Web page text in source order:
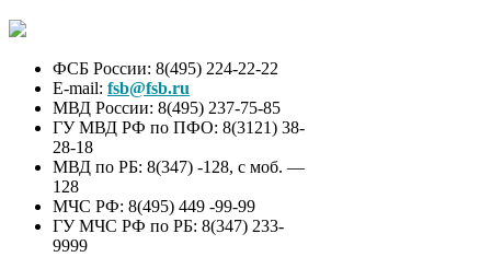
ФСБ России: 8(495) 224-22-22
E-mail: fsb@fsb.ru
МВД России: 8(495) 237-75-85
ГУ МВД РФ по ПФО: 8(3121) 38-
28-18
МВД по РБ: 8(347) -128, с моб. —
128
МЧС РФ: 8(495) 449 -99-99
ГУ МЧС РФ по РБ: 8(347) 233-
9999